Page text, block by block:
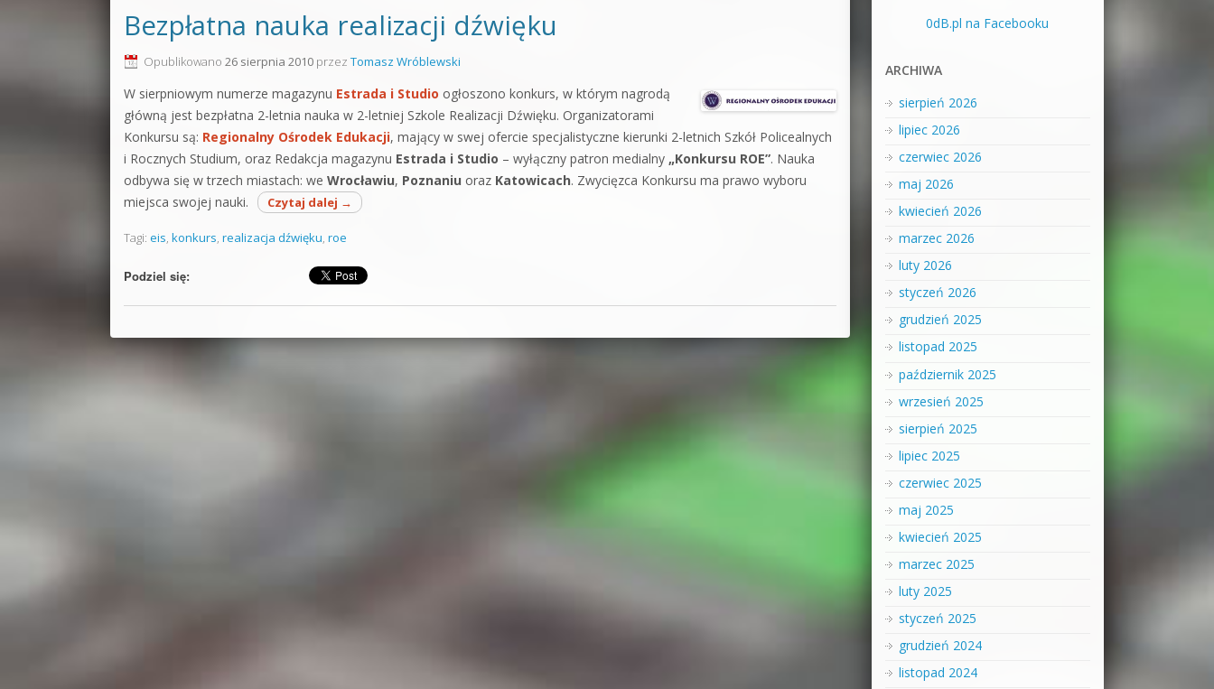
Bezpłatna nauka realizacji dźwięku
Opublikowano 26 sierpnia 2010 przez Tomasz Wróblewski
W sierpniowym numerze magazynu Estrada i Studio ogłoszono konkurs, w którym nagrodą
główną jest bezpłatna 2-letnia nauka w 2-letniej Szkole Realizacji Dźwięku. Organizatorami
Konkursu są: Regionalny Ośrodek Edukacji, mający w swej ofercie specjalistyczne kierunki 2-letnich Szkół Policealnych
i Rocznych Studium, oraz Redakcja magazynu Estrada i Studio – wyłączny patron medialny „Konkursu ROE”. Nauka
odbywa się w trzech miastach: we Wrocławiu, Poznaniu oraz Katowicach. Zwycięzca Konkursu ma prawo wyboru
miejsca swojej nauki.
Czytaj dalej →
Tagi: eis, konkurs, realizacja dźwięku, roe
Podziel się:
0dB.pl na Facebooku
ARCHIWA
sierpień 2026
lipiec 2026
czerwiec 2026
maj 2026
kwiecień 2026
marzec 2026
luty 2026
styczeń 2026
grudzień 2025
listopad 2025
październik 2025
wrzesień 2025
sierpień 2025
lipiec 2025
czerwiec 2025
maj 2025
kwiecień 2025
marzec 2025
luty 2025
styczeń 2025
grudzień 2024
listopad 2024